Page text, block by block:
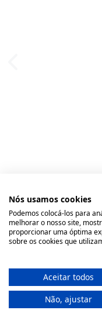
Nós usamos cookies
Podemos colocá-los para
melhorar o nosso site,
proporcionar uma óptima
sobre os cookies que
Aceitar todos
Não, ajustar